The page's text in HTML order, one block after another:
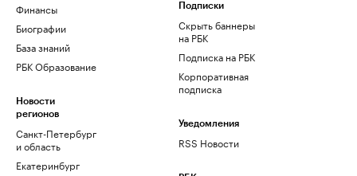
Финансы
Биографии
База знаний
РБК Образование
Новости
регионов
Санкт-Петербург
и область
Екатеринбург
Подписки
Скрыть баннеры
на РБК
Подписка на РБК
Корпоративная
подписка
Уведомления
RSS Новости